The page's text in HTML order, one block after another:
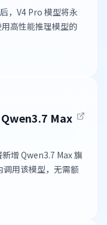
，V4 Pro 模型将永
高性能推理模型的
Qwen3.7 Max
增 Qwen3.7 Max 旗
用该模型，无需额